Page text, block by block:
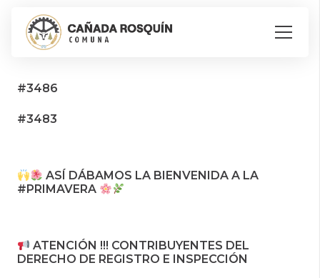
#3486
#3483
ASÍ DÁBAMOS LA BIENVENIDA A LA
#PRIMAVERA
ATENCIÓN !!! CONTRIBUYENTES DEL
DERECHO DE REGISTRO E INSPECCIÓN